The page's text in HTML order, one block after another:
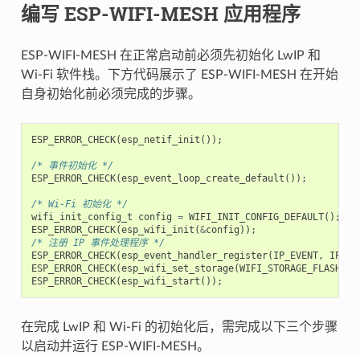
编写 ESP-WIFI-MESH 应用程序
ESP-WIFI-MESH 在正常启动前必须先初始化 LwIP 和
Wi-Fi 软件栈。下方代码展示了 ESP-WIFI-MESH 在开始
自身初始化前必须完成的步骤。
ESP_ERROR_CHECK(esp_netif_init ());
/* 事件初始化 */
ESP_ERROR_CHECK(esp_event_loop_create_default ());
/* Wi-Fi 初始化 */
wifi_init_config_t
config = WIFI_INIT_CONFIG_DEFAULT();
ESP_ERROR_CHECK(esp_wifi_init (&config ));
/* 注册 IP 事件处理程序 */
ESP_ERROR_CHECK(esp_event_handler_register( IP_EVENT,
ESP_ERROR_CHECK(esp_wifi_set_storage(WIFI_STORAGE_FLASH
ESP_ERROR_CHECK(esp_wifi_start ());
在完成 LwIP 和 Wi-Fi 的初始化后，需完成以下三个步骤
以启动并运行 ESP-WIFI-MESH。